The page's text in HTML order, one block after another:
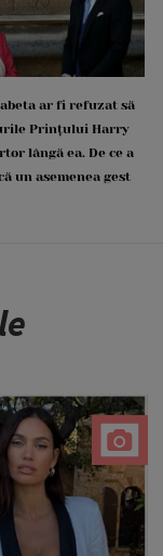
ar fi refuzat să
Prințului Harry
lângă ea. De ce a
un asemenea gest